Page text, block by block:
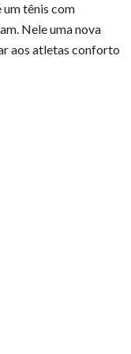
um tênis com
Nele uma nova
aos atletas conforto